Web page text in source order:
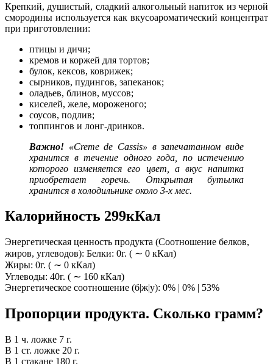
Крепкий, душистый, сладкий алкогольный напиток из черной
смородины используется как вкусоароматический концентрат
при приготовлении:
птицы и дичи;
кремов и коржей для тортов;
булок, кексов, коврижек;
сырников, пудингов, запеканок;
оладьев, блинов, муссов;
киселей, желе, мороженого;
соусов, подлив;
топпингов и лонг-дринков.
Важно! «Creme de Cassis» в запечатанном виде
хранится в течение одного года, по истечению
которого изменяется его цвет, а вкус напитка
приобретает горечь. Открытая бутылка
хранится в холодильнике около 3-х мес.
Калорийность 299кКал
Энергетическая ценность продукта (Соотношение белков,
жиров, углеводов): Белки: 0г. ( ∼ 0 кКал)
Жиры: 0г. ( ∼ 0 кКал)
Углеводы: 40г. ( ∼ 160 кКал)
Энергетическое соотношение (б|ж|у): 0% | 0% | 53%
Пропорции продукта. Сколько грамм?
В 1 ч. ложке 7 г.
В 1 ст. ложке 20 г.
В 1 стакане 180 г.